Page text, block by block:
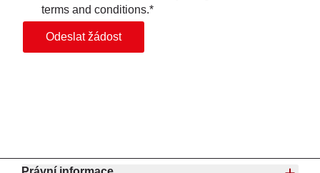
terms and conditions.*
Odeslat žádost